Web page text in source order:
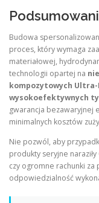
Budowa
proces, który wymaga
materiałowej,
technologii opartej na
kompozytowych
wysokoefektywnych
gwarancja bezawaryjnej
minimalnych kosztów
Nie pozwól, aby
produkty seryjne
czy ogromne rachunki za
odpowiedzialność